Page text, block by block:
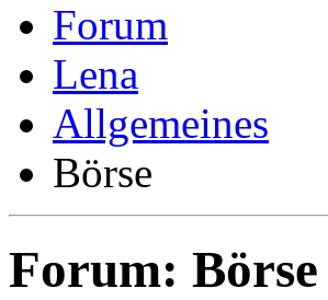
Forum
Lena
Allgemeines
Börse
Forum: Börse